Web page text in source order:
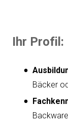
Ihr Profil:
Bäcker